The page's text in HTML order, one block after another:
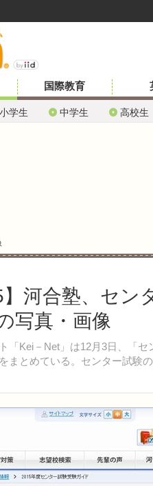
小学生 中学生 高校生
国際教育
】河合塾、セン
写真・画像
Kei－Net」は12月3日、「
まとめている。センター試験